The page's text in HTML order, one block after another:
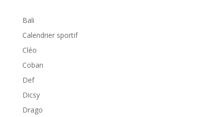
Bali
Calendrier sportif
Cléo
Coban
Def
Dicsy
Drago